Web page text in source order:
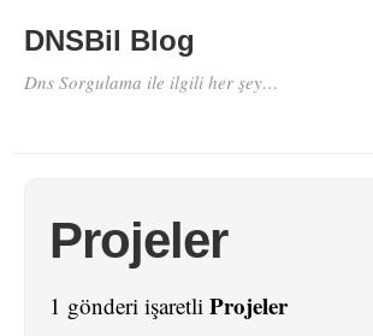
DNSBil Blog
Dns Sorgulama ile ilgili her şey…
Projeler
1 gönderi işaretli Projeler